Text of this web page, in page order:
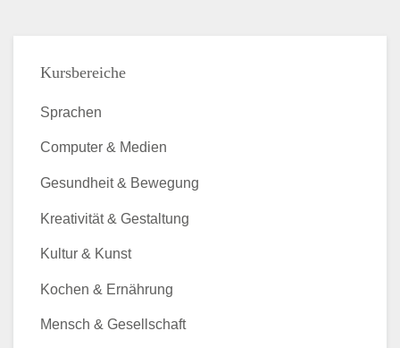
Kursbereiche
Sprachen
Computer & Medien
Gesundheit & Bewegung
Kreativität & Gestaltung
Kultur & Kunst
Kochen & Ernährung
Mensch & Gesellschaft